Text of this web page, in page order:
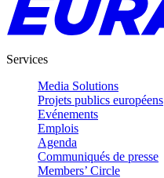
Services
Media Solutions
Projets publics européens
Evénements
Emplois
Agenda
Communiqués de presse
Members’ Circle